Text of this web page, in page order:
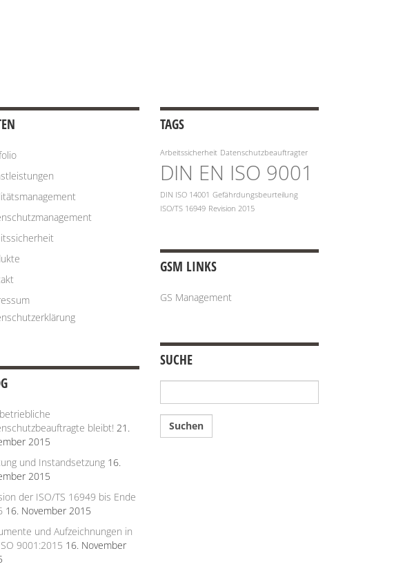
bleibt! 21.
2015
und Instandsetzung 16.
2015
der ISO/TS 16949 bis Ende
16. November 2015
und Aufzeichnungen in
9001:2015 16. November
TAGS
Arbeitssicherheit Datenschutzbeauftragter
DIN EN ISO 9001
DIN ISO 14001 Gefährdungsbeurteilung
ISO/TS 16949 Revision 2015
GSM LINKS
GS Management
SUCHE
nach: